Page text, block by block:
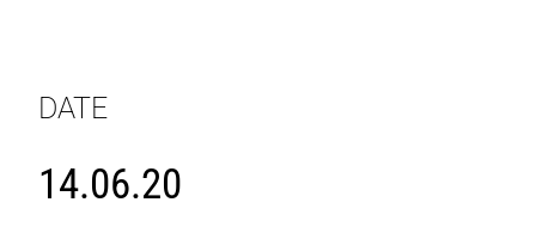
DATE
14.06.20